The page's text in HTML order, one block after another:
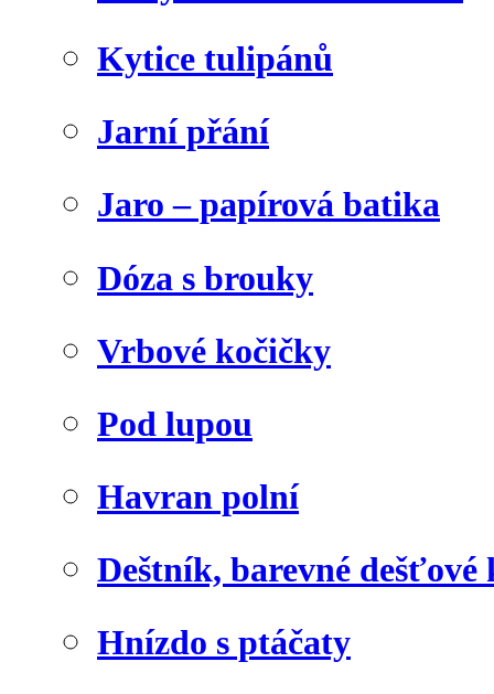
Kytice tulipánů
Jarní přání
Jaro – papírová batika
Dóza s brouky
Vrbové kočičky
Pod lupou
Havran polní
Deštník, barevné dešťové
Hnízdo s ptáčaty